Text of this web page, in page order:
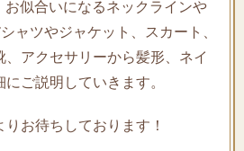
似合いになるネックラインや
ャツやジャケット、スカート、
アクセサリーから髪形、ネイ
ご説明していきます。
お待ちしております！